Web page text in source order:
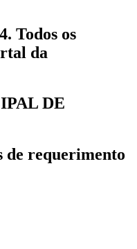
Todos os
da
DE
requerimento